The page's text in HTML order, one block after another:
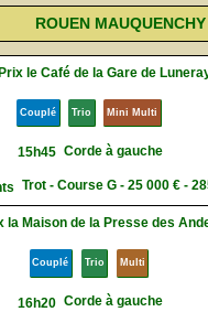
ROUEN MAUQUENCHY
le Café de la Gare de
Couplé Trio Mini Multi
15h45 Corde à gauche
Trot - Course G - 25 000 € -
la Maison de la Presse des
Couplé Trio Multi
16h20 Corde à gauche